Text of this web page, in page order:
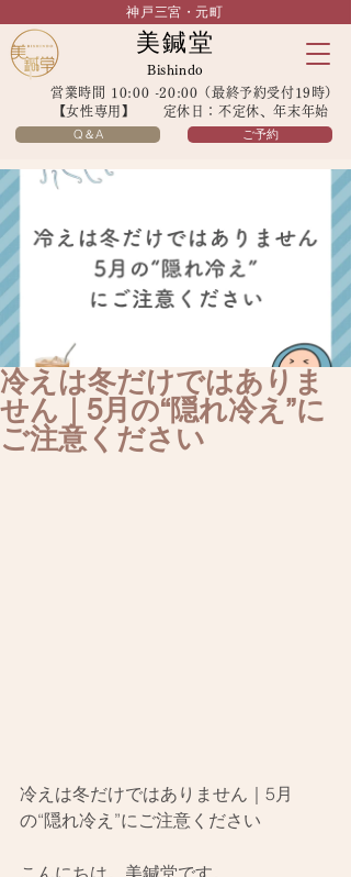
神戸三宮・元町
美鍼堂
Bishindo
営業時間 10:00 -20:00（最終予約受付19時）
【女性専用】 定休日：不定休、年末年始
Q＆A ご予約
冷えは冬だけではありま
せん｜5月の“隠れ冷え”に
ご注意ください
冷えは冬だけではありません｜5月
の“隠れ冷え”にご注意ください
こんにちは。美鍼堂です。